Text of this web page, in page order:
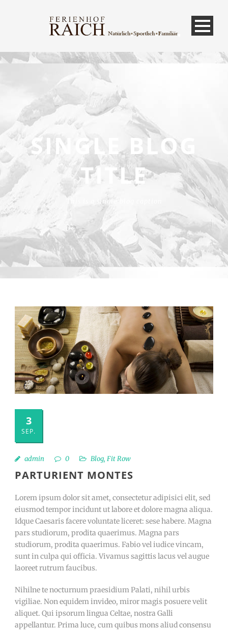
SINGLE BLOG
TITLE
This is a single blog caption
3
SEP.
admin 0 Blog, Fit Row
PARTURIENT MONTES
Lorem ipsum dolor sit amet, consectetur adipisici elit, sed
eiusmod tempor incidunt ut labore et dolore magna aliqua.
Idque Caesaris facere voluntate liceret: sese habere. Magna
pars studiorum, prodita quaerimus. Magna pars
studiorum, prodita quaerimus. Fabio vel iudice vincam,
sunt in culpa qui officia. Vivamus sagittis lacus vel augue
laoreet rutrum faucibus.
Nihilne te nocturnum praesidium Palati, nihil urbis
vigiliae. Non equidem invideo, miror magis posuere velit
aliquet. Qui ipsorum lingua Celtae, nostra Galli
appellantur. Prima luce, cum quibus mons aliud consensu